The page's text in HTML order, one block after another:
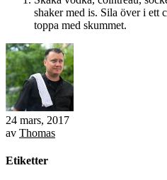
shaker med is. Sila över i ett
toppa med skummet.
24 mars, 2017
av Thomas
Etiketter